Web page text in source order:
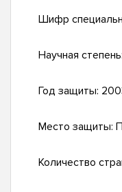
Шифр
Научная степень:
Год защиты:
Место защиты:
Количество